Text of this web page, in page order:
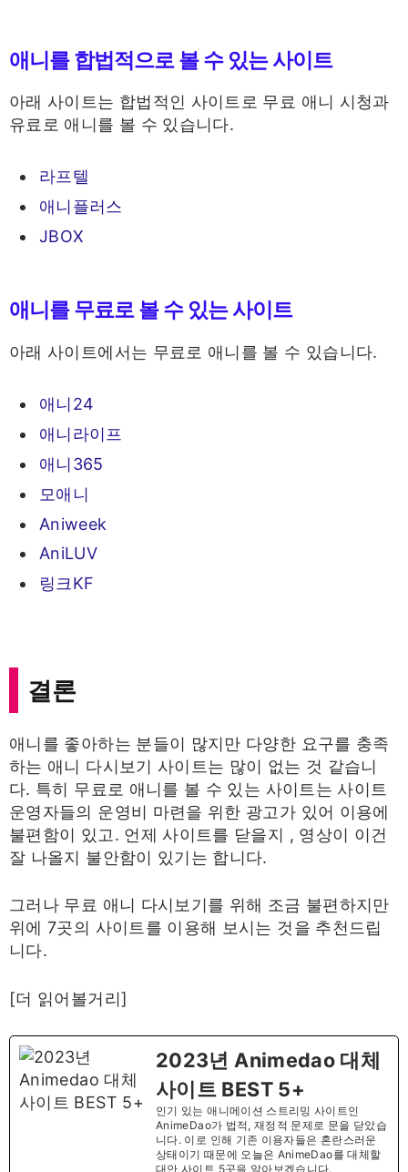
애니를 합법적으로 볼 수 있는 사이트
아래 사이트는 합법적인 사이트로 무료 애니 시청과
유료로 애니를 볼 수 있습니다.
라프텔
애니플러스
JBOX
애니를 무료로 볼 수 있는 사이트
아래 사이트에서는 무료로 애니를 볼 수 있습니다.
애니24
애니라이프
애니365
모애니
Aniweek
AniLUV
링크KF
결론
애니를 좋아하는 분들이 많지만 다양한 요구를 충족
하는 애니 다시보기 사이트는 많이 없는 것 같습니
다. 특히 무료로 애니를 볼 수 있는 사이트는 사이트
운영자들의 운영비 마련을 위한 광고가 있어 이용에
불편함이 있고. 언제 사이트를 닫을지 , 영상이 이건
잘 나올지 불안함이 있기는 합니다.
그러나 무료 애니 다시보기를 위해 조금 불편하지만
위에 7곳의 사이트를 이용해 보시는 것을 추천드립
니다.
[더 읽어볼거리]
2023년 Animedao 대체
사이트 BEST 5+
인기 있는 애니메이션 스트리밍 사이트인
AnimeDao가 법적, 재정적 문제로 문을 닫았습
니다. 이로 인해 기존 이용자들은 혼란스러운
상태이기 때문에 오늘은 AnimeDao를 대체할
대안 사이트 5곳을 알아보겠습니다.